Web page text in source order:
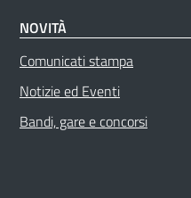
NOVITÀ
Comunicati stampa
Notizie ed Eventi
Bandi, gare e concorsi